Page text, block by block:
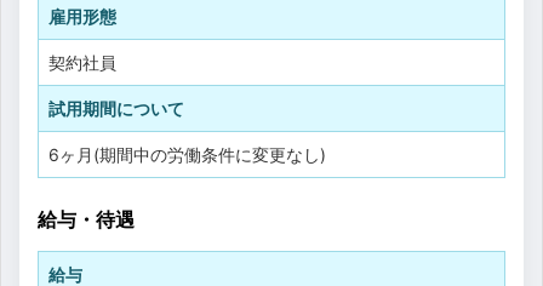
雇用形態
契約社員
試用期間について
6ヶ月(期間中の労働条件に変更なし)
給与・待遇
給与